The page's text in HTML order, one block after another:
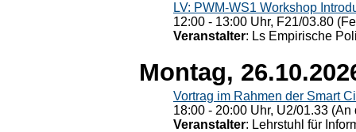
LV: PWM-WS1 Workshop
12:00 - 13:00 Uhr, F21/03.80
Veranstalter: Ls Empirische
Montag,
Vortrag im Rahmen der Smart
18:00 - 20:00 Uhr, U2/01.33
Veranstalter: Lehrstuhl für